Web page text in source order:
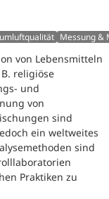
Messung &
von Lebensmitteln
religiöse
und
von
sind
ein weltweites
sind
Praktiken zu